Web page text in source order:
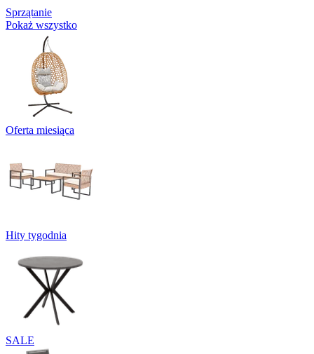
Sprzątanie
Pokaż wszystko
Oferta miesiąca
Hity tygodnia
SALE